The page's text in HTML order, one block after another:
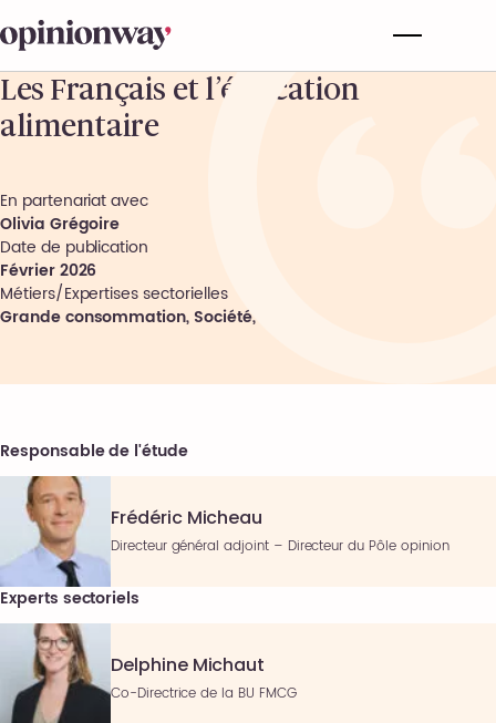
Les Français et l’éducation
alimentaire
En partenariat avec
Olivia Grégoire
Date de publication
Février 2026
Métiers/Expertises sectorielles
Grande consommation, Société,
Responsable de l'étude
Frédéric Micheau
Directeur général adjoint – Directeur du Pôle opinion
Experts sectoriels
Delphine Michaut
Co-Directrice de la BU FMCG